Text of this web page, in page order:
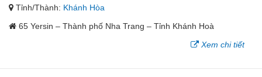
Tỉnh/Thành: Khánh Hòa
65 Yersin – Thành phố Nha Trang – Tỉnh Khánh Hoà
Xem chi tiết